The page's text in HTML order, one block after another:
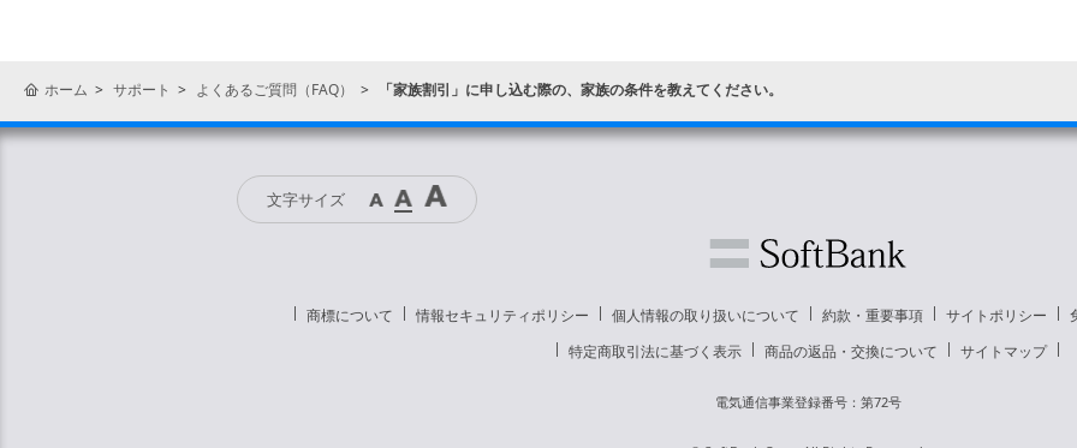
ホーム サポート よくあるご質問（FAQ） 「家族割引」に申し込む際の、家族の条件を教えてください。
文字サイズ
商標について 情報セキュリティポリシー 個人情報の取り扱いについて 約款・重要事項 サイトポリシー
特定商取引法に基づく表示
商品の返品・交換について サイトマップ
電気通信事業登録番号：第72号